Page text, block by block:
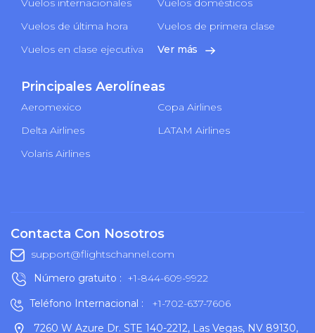
Vuelos internacionales
Vuelos domésticos
Vuelos de última hora
Vuelos de primera clase
Vuelos en clase ejecutiva
Ver más
Principales Aerolíneas
Aeromexico
Copa Airlines
Delta Airlines
LATAM Airlines
Volaris Airlines
Contacta Con Nosotros
support@flightschannel.com
Número gratuito : +1-844-609-9922
Teléfono Internacional :
+1-702-637-7606
7260 W Azure Dr. STE 140-2212, Las Vegas, NV 89130,